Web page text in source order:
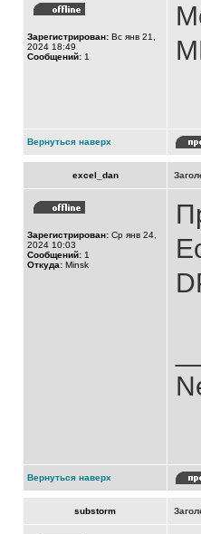
Зарегистрирован: Вс янв 21,
2024 18:49
Сообщений: 1
Вернуться наверх
excel_dan
Зарегистрирован: Ср янв 24,
2024 10:03
Сообщений: 1
Откуда: Minsk
Вернуться наверх
substorm